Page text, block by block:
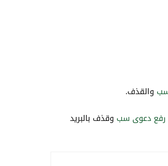
والقذف.
دعوى سب وقذف بالبريد